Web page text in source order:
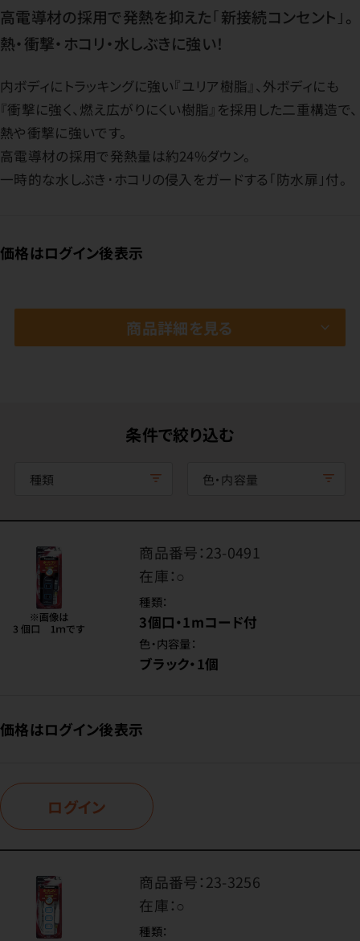
高電導材の採用で発熱を抑えた｢新接続コンセント｣。
熱・衝撃・ホコリ・水しぶきに強い！
内ボディにトラッキングに強い『ユリア樹脂』、外ボディにも
『衝撃に強く、燃え広がりにくい樹脂』を採用した二重構造で、
熱や衝撃に強いです。
高電導材の採用で発熱量は約24%ダウン。
一時的な水しぶき･ホコリの侵入をガードする｢防水扉｣付。
価格はログイン後表示
商品詳細を見る
条件で絞り込む
種類 色・内容量
商品番号：23-0491
在庫：○
種類：
3個口・1mコード付
色・内容量：
ブラック・1個
価格はログイン後表示
ログイン
商品番号：23-3256
在庫：○
種類：